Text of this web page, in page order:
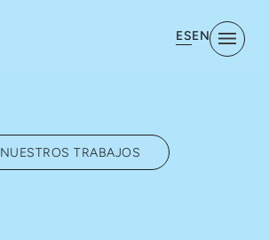
ESEN
NUESTROS TRABAJOS